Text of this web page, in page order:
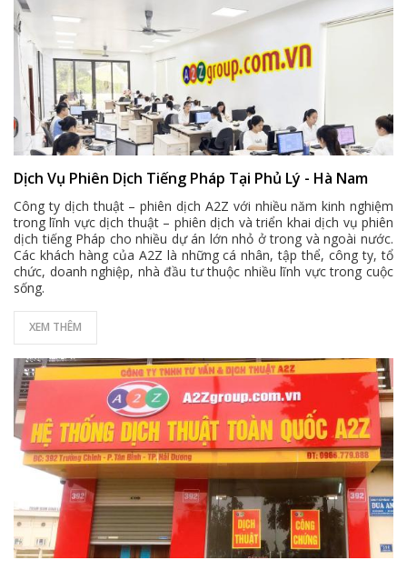
Dịch Vụ Phiên Dịch Tiếng Pháp Tại Phủ Lý - Hà Nam
Công ty dịch thuật – phiên dịch A2Z với nhiều năm kinh nghiệm
trong lĩnh vực dịch thuật – phiên dịch và triển khai dịch vụ phiên
dịch tiếng Pháp cho nhiều dự án lớn nhỏ ở trong và ngoài nước.
Các khách hàng của A2Z là những cá nhân, tập thể, công ty, tổ
chức, doanh nghiệp, nhà đầu tư thuộc nhiều lĩnh vực trong cuộc
sống.
XEM THÊM